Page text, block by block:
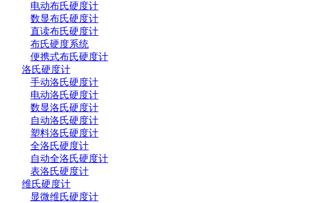
电动布氏硬度计
数显布氏硬度计
直读布氏硬度计
布氏硬度系统
便携式布氏硬度计
洛氏硬度计
手动洛氏硬度计
电动洛氏硬度计
数显洛氏硬度计
自动洛氏硬度计
塑料洛氏硬度计
全洛氏硬度计
自动全洛氏硬度计
表洛氏硬度计
维氏硬度计
显微维氏硬度计